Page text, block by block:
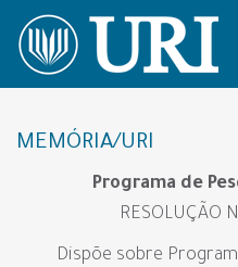
MEMÓRIA/URI
Programa de
RESOLUÇÃO
Dispõe sobre